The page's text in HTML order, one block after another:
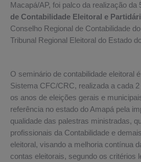
Macapá/AP, foi palco da realização da
de Contabilidade Eleitoral e
Conselho Regional de Contabilidade
Tribunal Regional Eleitoral do Estado
O seminário de contabilidade eleitoral
Sistema CFC/CRC, realizada a cada
os anos de eleições gerais e
referência no estado do Amapá pela
qualidade das palestras ministradas,
profissionais da Contabilidade e
eleitoral, visando a melhoria contínua
contas eleitorais, segundo os critérios